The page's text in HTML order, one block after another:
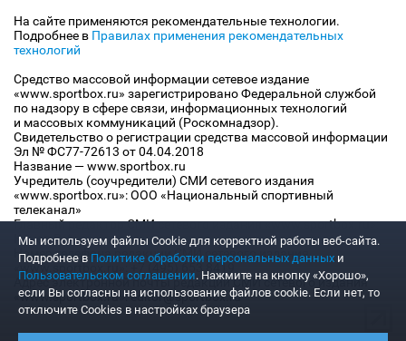
На сайте применяются рекомендательные технологии.
Подробнее в Правилах применения рекомендательных
технологий
Средство массовой информации сетевое издание
«www.sportbox.ru» зарегистрировано Федеральной службой
по надзору в сфере связи, информационных технологий
и массовых коммуникаций (Роскомнадзор).
Свидетельство о регистрации средства массовой информации
Эл № ФС77-72613 от 04.04.2018
Название — www.sportbox.ru
Учредитель (соучредители) СМИ сетевого издания
«www.sportbox.ru»: ООО «Национальный спортивный
телеканал»
Главный редактор СМИ сетевого издания «www.sportbox.ru»:
Конов В.А.
Номер телефона редакции СМИ сетевого издания
«www.sportbox.ru»: +7 (495) 653 8419
Адрес электронной почты редакции СМИ сетевого издания
«www.sportbox.ru»: editor@sportbox.ru
Мы используем файлы Сookie для корректной работы веб-сайта.
Подробнее в Политике обработки персональных данных и
Пользовательском соглашении. Нажмите на кнопку «Хорошо»,
если Вы согласны на использование файлов cookie. Если нет, то
отключите Cookies в настройках браузера